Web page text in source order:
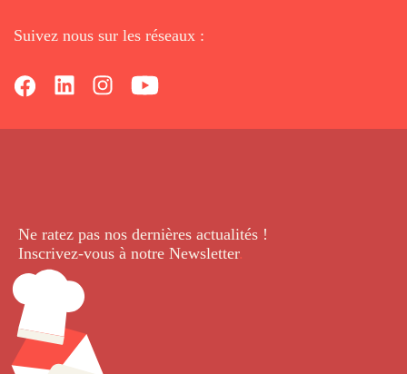
Suivez nous sur les réseaux :
Ne ratez pas nos dernières actualités !
Inscrivez-vous à notre Newsletter.